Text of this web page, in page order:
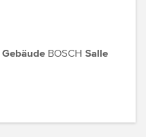
Gebäude BOSCH Salle